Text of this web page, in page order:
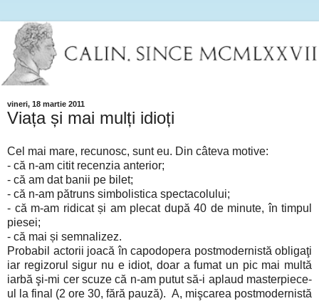
vineri, 18 martie 2011
Viața și mai mulți idioți
Cel mai mare, recunosc, sunt eu. Din câteva motive:
- că n-am citit recenzia anterior;
- că am dat banii pe bilet;
- că n-am pătruns simbolistica spectacolului;
- că m-am ridicat și am plecat după 40 de minute, în timpul
piesei;
- că mai și semnalizez.
Probabil actorii joacă în capodopera postmodernistă obligaţi
iar regizorul sigur nu e idiot, doar a fumat un pic mai multă
iarbă şi-mi cer scuze că n-am putut să-i aplaud masterpiece-
ul la final (2 ore 30, fără pauză). A, mişcarea postmodernistă